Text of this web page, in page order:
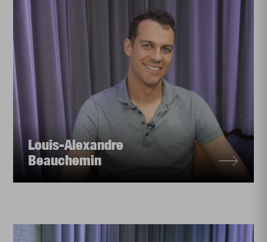
Louis-Alexandre
Beauchemin